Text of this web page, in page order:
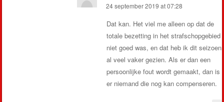
24 september 2019 at 07:28
Dat kan. Het viel me alleen op dat de
totale bezetting in het strafschopgebied
niet goed was, en dat heb ik dit seizoen
al veel vaker gezien. Als er dan een
persoonlijke fout wordt gemaakt, dan is
er niemand die nog kan compenseren.